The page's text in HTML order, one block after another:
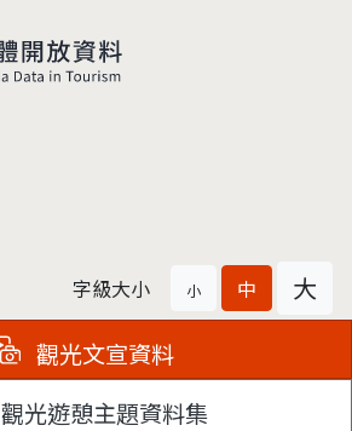
字級大小 小 中 大
觀光文宣資料
觀光遊憩主題資料集